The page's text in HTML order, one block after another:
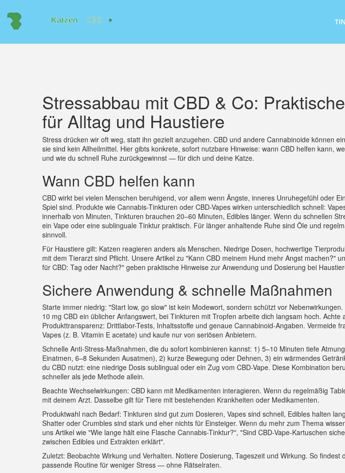
Stressabbau mit CBD & Co:
für Alltag und Haustiere
Stress drücken wir oft weg, statt ihn gezielt anzugehen. CBD und andere Cannabinoide können
sie sind kein Allheilmittel. Hier gibts konkrete, sofort nutzbare Hinweise: wann CBD helfen kann,
und wie du schnell Ruhe zurückgewinnst — für dich und deine Katze.
Wann CBD helfen kann
CBD wirkt bei vielen Menschen beruhigend, vor allem wenn Ängste, inneres Unruhegefühl oder
Spiel sind. Produkte wie Cannabis-Tinkturen oder CBD-Vapes wirken unterschiedlich schnell:
innerhalb von Minuten, Tinkturen brauchen 20–60 Minuten, Edibles länger. Wenn du schnellen
ein Vape oder eine sublinguale Tinktur praktisch. Für länger anhaltende Ruhe sind Öle und
sinnvoll.
Für Haustiere gilt: Katzen reagieren anders als Menschen. Niedrige Dosen, hochwertige
mit dem Tierarzt sind Pflicht. Unsere Artikel zu "Kann CBD meinem Hund mehr Angst machen?"
für CBD: Tag oder Nacht?" geben praktische Hinweise zur Anwendung und Dosierung bei
Sichere Anwendung & schnelle Maßnahmen
Starte immer niedrig: "Start low, go slow" ist kein Modewort, sondern schützt vor
10 mg CBD ein üblicher Anfangswert, bei Tinkturen mit Tropfen arbeite dich langsam hoch. Achte
Produkttransparenz: Drittlabor-Tests, Inhaltsstoffe und genaue Cannabinoid-Angaben. Vermeide
Vapes (z. B. Vitamin E acetate) und kaufe nur von seriösen Anbietern.
Schnelle Anti-Stress-Maßnahmen, die du sofort kombinieren kannst: 1) 5–10 Minuten tiefe
Einatmen, 6–8 Sekunden Ausatmen), 2) kurze Bewegung oder Dehnen, 3) ein wärmendes
du CBD nutzt: eine niedrige Dosis sublingual oder ein Zug vom CBD-Vape. Diese Kombination
schneller als jede Methode allein.
Beachte Wechselwirkungen: CBD kann mit Medikamenten interagieren. Wenn du regelmäßig
mit deinem Arzt. Dasselbe gilt für Tiere mit bestehenden Krankheiten oder Medikamenten.
Produktwahl nach Bedarf: Tinkturen sind gut zum Dosieren, Vapes sind schnell, Edibles halten
Shatter oder Crumbles sind stark und eher nichts für Einsteiger. Wenn du mehr zum Thema
uns Artikel wie "Wie lange hält eine Flasche Cannabis-Tinktur?", "Sind CBD-Vape-Kartuschen
zwischen Edibles und Extrakten erklärt".
Zuletzt: Beobachte Wirkung und Verhalten. Notiere Dosierung, Tageszeit und Wirkung. So findest
passende Routine für weniger Stress — ohne Rätselraten.